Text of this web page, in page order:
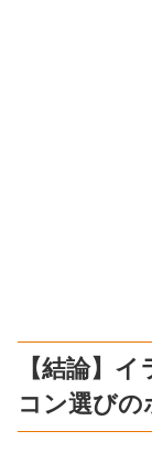
【結論】
コン選びの